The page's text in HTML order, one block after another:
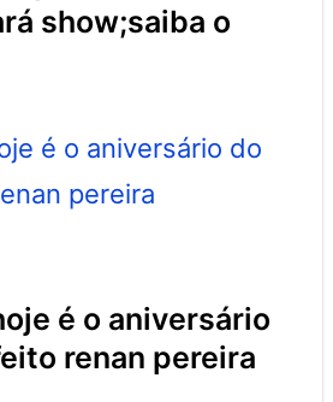
show;saiba o
renan pereira